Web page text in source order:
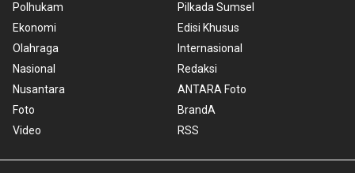
Polhukam
Ekonomi
Olahraga
Nasional
Nusantara
Foto
Video
Pilkada Sumsel
Edisi Khusus
Internasional
Redaksi
ANTARA Foto
BrandA
RSS